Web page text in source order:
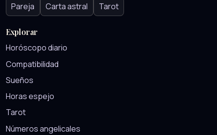
Pareja Carta astral Tarot
Explorar
Horóscopo diario
Compatibilidad
Sueños
Horas espejo
Tarot
Números angelicales